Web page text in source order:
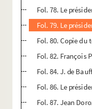
Fol. 78. Le
Fol. 79. Le
Fol. 80. Copie du
Fol. 82. François
Fol. 84. J. de
Fol. 86. Le
Fol. 87. Jean